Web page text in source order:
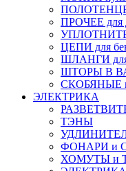
ПРОЧЕЕ для
ЦЕПИ для
ШЛАНГИ
ШТОРЫ В
СКОБЯНЫЕ
ЭЛЕКТРИКА
ТЭНЫ
ФОНАРИ и
ХОМУТЫ и